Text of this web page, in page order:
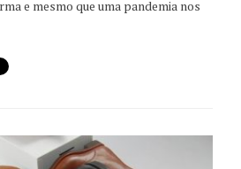
e mesmo que uma pandemia nos